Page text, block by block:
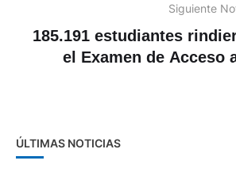
Siguiente
185.191 estudiantes
el Examen de Acceso
ÚLTIMAS NOTICIAS